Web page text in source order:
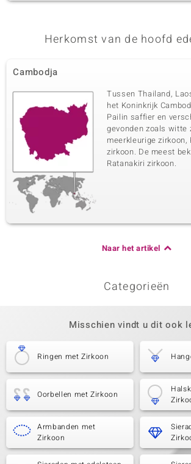
Herkomst van de hoofd
Cambodja
Tussen Thailand,
het Koninkrijk
Pailin saffier en
gevonden zoals witte
meerkleurige zirkoon,
zirkoon. De meest
Ratanakiri zirkoon.
Naar het artikel
Categorieën
Misschien vindt u dit ook
Ringen met Zirkoon
Oorbellen met Zirkoon
Armbanden met
Zirkoon